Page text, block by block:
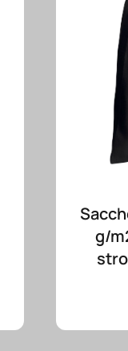
g/